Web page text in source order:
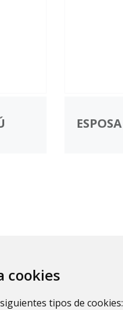
cookies
tipos de cookies:
ESPOSA